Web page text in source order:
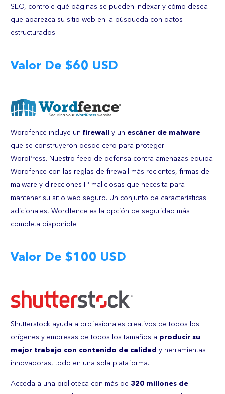
SEO, controle qué páginas se pueden indexar y cómo desea
que aparezca su sitio web en la búsqueda con datos
estructurados.
Valor De $60 USD
Wordfence incluye un firewall y un escáner de malware
que se construyeron desde cero para proteger
WordPress. Nuestro feed de defensa contra amenazas equipa
Wordfence con las reglas de firewall más recientes, firmas de
malware y direcciones IP maliciosas que necesita para
mantener su sitio web seguro. Un conjunto de características
adicionales, Wordfence es la opción de seguridad más
completa disponible.
Valor De $100 USD
Shutterstock ayuda a profesionales creativos de todos los
orígenes y empresas de todos los tamaños a producir su
mejor trabajo con contenido de calidad y herramientas
innovadoras, todo en una sola plataforma.
Acceda a una biblioteca con más de 320 millones de